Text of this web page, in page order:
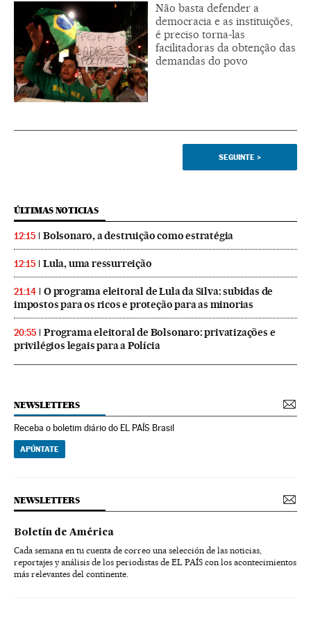
Não basta defender a
democracia e as instituições,
é preciso torna-las
facilitadoras da obtenção das
demandas do povo
SEGUINTE >
ÚLTIMAS NOTICIAS
12:15 Bolsonaro, a destruição como estratégia
12:15 Lula, uma ressurreição
21:14
O programa eleitoral de Lula da Silva: subidas de
impostos para os ricos e proteção para as minorias
20:55
Programa eleitoral de Bolsonaro: privatizações e
privilégios legais para a Polícia
NEWSLETTERS
Receba o boletim diário do EL PAÍS Brasil
APÚNTATE
NEWSLETTERS
Boletín de América
Cada semana en tu cuenta de correo una selección de las noticias,
reportajes y análisis de los periodistas de EL PAÍS con los acontecimientos
más relevantes del continente.